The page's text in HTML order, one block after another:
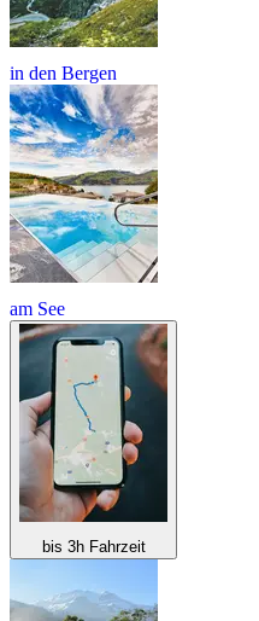
in den Bergen
am See
bis 3h Fahrzeit